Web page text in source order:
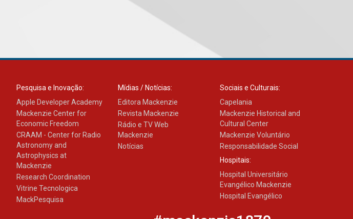
semestre de 2026
04.08.2026
Como o Colégio Mackenzie
estudantes para o PAS antes
mesmo do Ensino Médio
Pesquisa e Inovação:
Apple Developer Academy
Mackenzie Center for
Economic Freedom
CRAAM - Center for Radio
Astronomy and
Astrophysics at
Mackenzie
Research Coordination
Vitrine Tecnologica
MackPesquisa
Mídias / Notícias:
Editora Mackenzie
Revista Mackenzie
Rádio e TV Web
Mackenzie
Notícias
Sociais e Culturais:
Capelania
Mackenzie Historical and
Cultural Center
Mackenzie Voluntário
Responsabilidade Social
Hospitais:
Hospital Universitário
Evangélico Mackenzie
Hospital Evangélico